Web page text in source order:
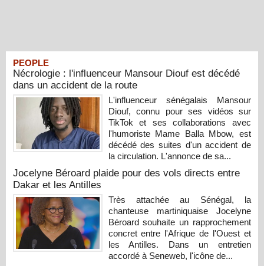
PEOPLE
Nécrologie : l'influenceur Mansour Diouf est décédé
dans un accident de la route
L'influenceur sénégalais Mansour
Diouf, connu pour ses vidéos sur
TikTok et ses collaborations avec
l'humoriste Mame Balla Mbow, est
décédé des suites d'un accident de
la circulation. L'annonce de sa...
Jocelyne Béroard plaide pour des vols directs entre
Dakar et les Antilles
Très attachée au Sénégal, la
chanteuse martiniquaise Jocelyne
Béroard souhaite un rapprochement
concret entre l'Afrique de l'Ouest et
les Antilles. Dans un entretien
accordé à Seneweb, l'icône de...